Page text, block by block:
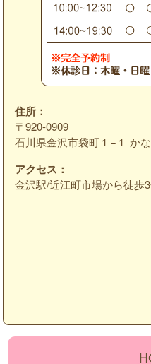
住所：
〒920-0909
石川県金沢市袋町１−１ か
アクセス：
金沢駅/近江町市場から徒歩